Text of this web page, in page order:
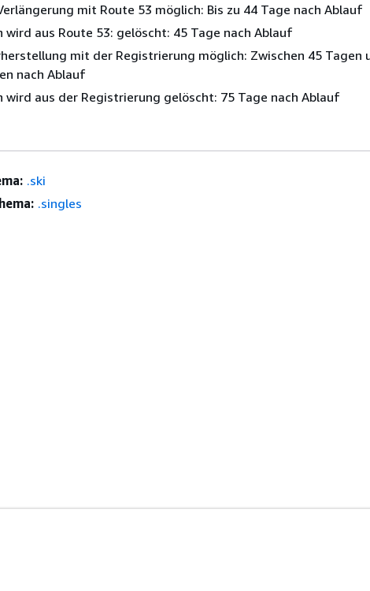
mit Route 53 möglich: Bis zu 44 Tage nach Ablauf
wird aus Route 53: gelöscht: 45 Tage nach Ablauf
mit der Registrierung möglich: Zwischen 45 Tagen
nach Ablauf
wird aus der Registrierung gelöscht: 75 Tage nach Ablauf
.ski
.singles